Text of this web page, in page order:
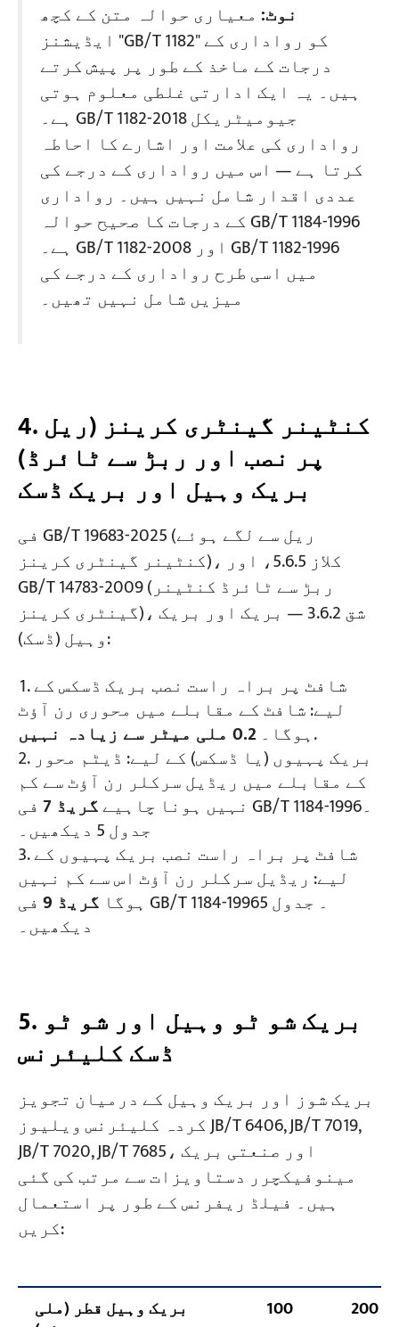
نوٹ: معیاری حوالہ متن کے کچھ
ایڈیشنز "GB/T 1182" کو رواداری کے
درجات کے ماخذ کے طور پر پیش کرتے
ہیں۔ یہ ایک ادارتی غلطی معلوم ہوتی
ہے۔ GB/T 1182-2018 جیومیٹریکل
رواداری کی علامت اور اشارے کا احاطہ
کرتا ہے — اس میں رواداری کے درجے کی
عددی اقدار شامل نہیں ہیں۔ رواداری
کے درجات کا صحیح حوالہ GB/T 1184-1996
ہے۔ GB/T 1182-2008 اور GB/T 1182-1996
میں اسی طرح رواداری کے درجے کی
میزیں شامل نہیں تھیں۔
4. کنٹینر گینٹری کرینز (ریل
پر نصب اور ربڑ سے ٹائرڈ)
بریک وہیل اور بریک ڈسک
فی GB/T 19683-2025 (ریل سے لگے ہوئے
کنٹینر گینٹری کرینز)، کلاز 5.6.5، اور
GB/T 14783-2009 (ربڑ سے ٹائرڈ کنٹینر
گینٹری کرینز)، شق 3.6.2 — بریک اور بریک
وہیل (ڈسک):
شافٹ پر براہ راست نصب بریک ڈسکس کے
لیے: شافٹ کے مقابلے میں محوری رن آؤٹ
ہوگا۔ 0.2 ملی میٹر سے زیادہ نہیں
.
بریک پہیوں (یا ڈسکس) کے لیے: ڈیٹم محور
کے مقابلے میں ریڈیل سرکلر رن آؤٹ سے کم
نہیں ہونا چاہیےگریڈ 7 فی GB/T 1184-1996۔
جدول 5 دیکھیں۔
شافٹ پر براہ راست نصب بریک پہیوں کے
لیے: ریڈیل سرکلر رن آؤٹ اس سے کم نہیں
ہوگا گریڈ 9
فی GB/T 1184-1996۔ جدول 5
دیکھیں۔
5. بریک شو ٹو وہیل اور شو ٹو
ڈسک کلیئرنس
بریک شوز اور بریک وہیل کے درمیان تجویز
کردہ کلیئرنس ویلیوز JB/T 6406, JB/T 7019,
JB/T 7020, JB/T 7685، اور صنعتی بریک
مینوفیکچرر دستاویزات سے مرتب کی گئی
ہیں۔ فیلڈ ریفرنس کے طور پر استعمال
کریں:
بریک وہیل قطر (ملی 100 200